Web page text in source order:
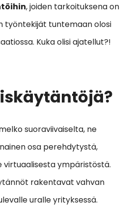
, joiden tarkoituksena on
työntekijät tuntemaan olosi
Kuka olisi ajatellut?!
suoraviivaiselta, ne
osa perehdytystä,
virtuaalisesta ympäristöstä.
rakentavat vahvan
uralle yrityksessä.